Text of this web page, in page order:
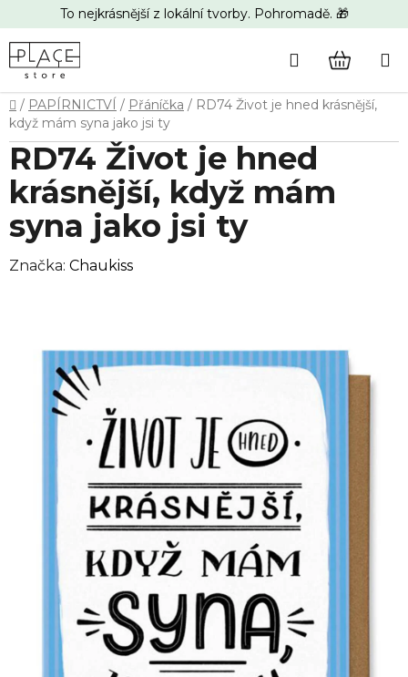
na
obsah
To nejkrásnější z lokální tvorby. Pohromadě. 🎁
Hledat
KOŠÍK
Domů
/ PAPÍRNICTVÍ / Přáníčka / RD74 Život je hned krásnější,
když mám syna jako jsi ty
RD74 Život je hned
krásnější, když mám
syna jako jsi ty
Značka: Chaukiss